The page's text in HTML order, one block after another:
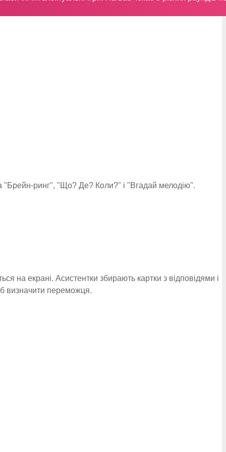
"Брейн-ринг", "Що? Де? Коли?" і "Вгадай мелодію".
на екрані. Асистентки збирають картки з відповідями і
визначити переможця.